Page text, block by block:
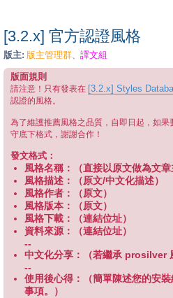
[3.2.x] 官方認證風格
版主: 版主管理群、 譯文組
版面規則
請注意！只有發表在 [3.2.x] Styles
認證的風格。
為了維護推薦風格之品質，自即日起，如
守底下格式，謝謝合作！
發文格式：
風格名稱：（直接以原文做為文章
風格描述：（原文/中文化描述）
風格作者：（原文）
風格版本：（原文）
風格下載：（連結位址）
資料來源：（連結位址）
--
中文化分享：（若繼承 prosilver
--
使用後心得：（簡單陳述您的安
事項。）